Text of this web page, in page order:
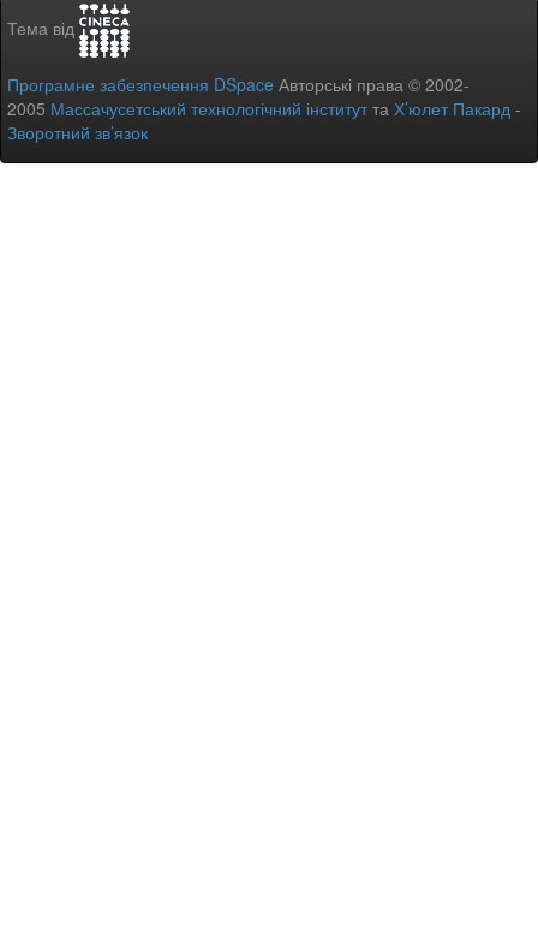
Тема від
Програмне забезпечення DSpace Авторські права © 2002-
2005 Массачусетський технологічний інститутта Х’юлет Пакард -
Зворотний зв’язок